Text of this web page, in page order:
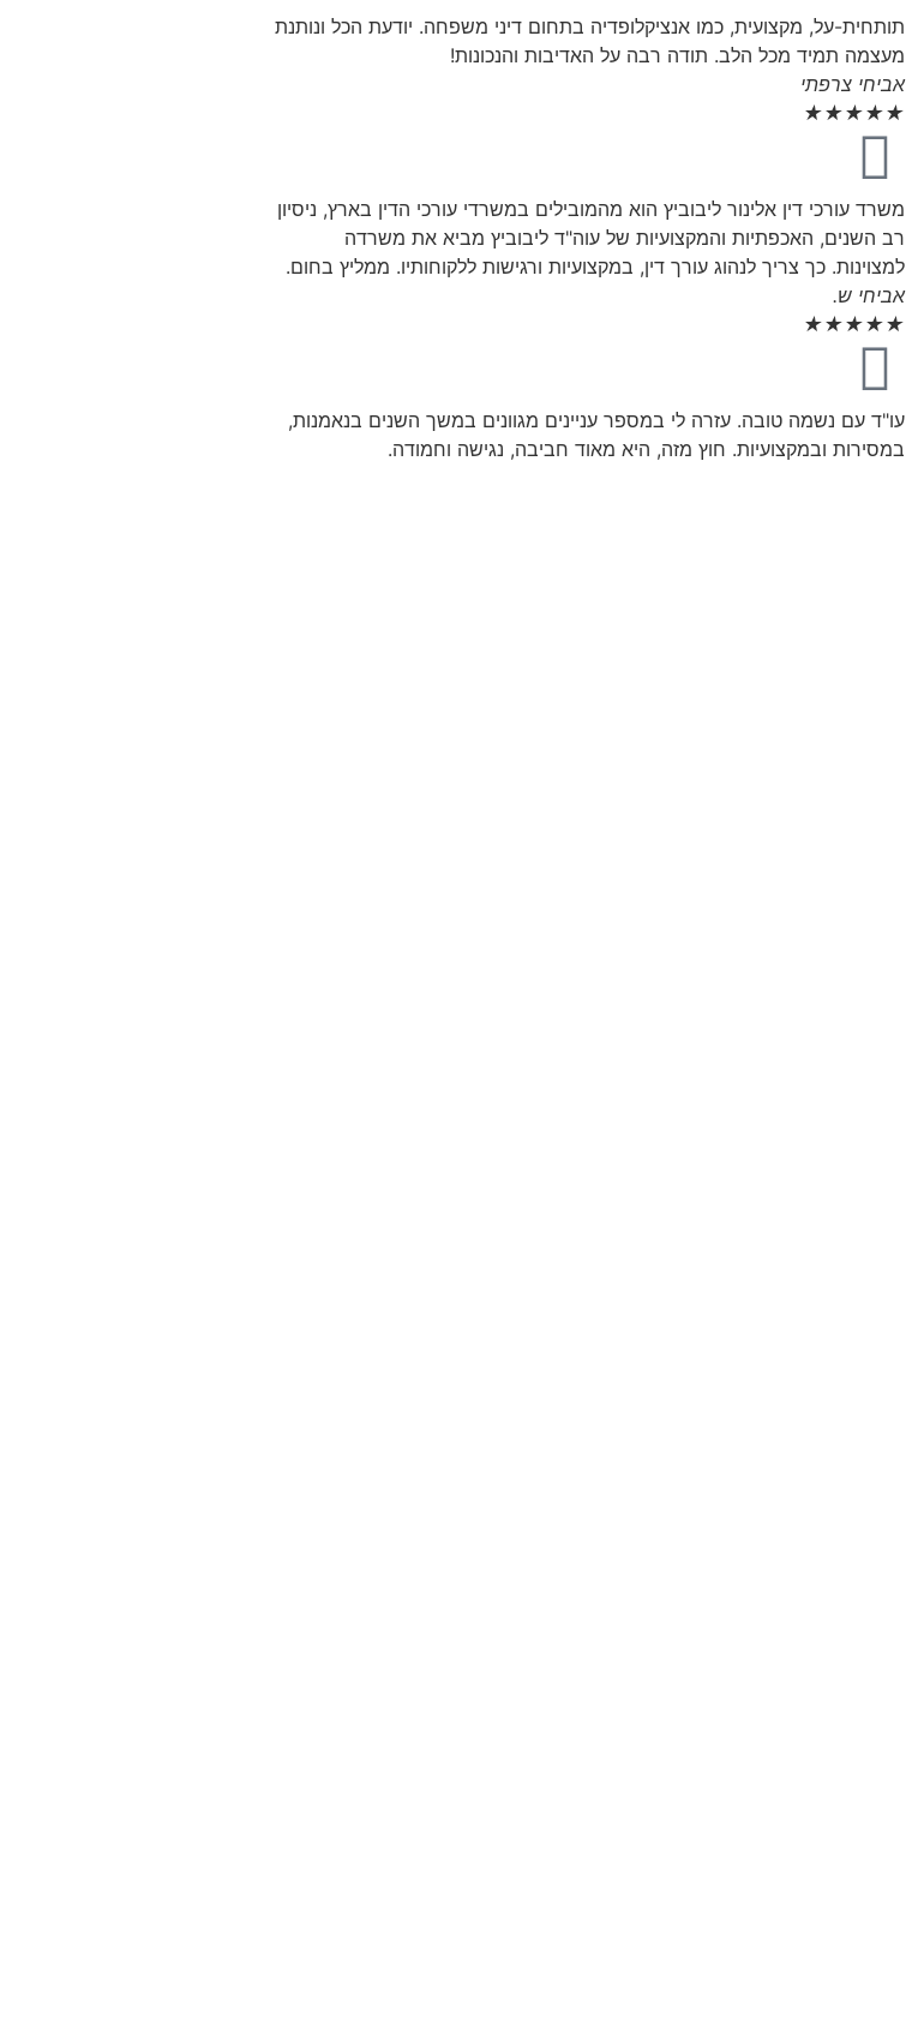
תותחית-על, מקצועית, כמו אנציקלופדיה בתחום דיני משפחה. יודעת הכל ונותנת
מעצמה תמיד מכל הלב. תודה רבה על האדיבות והנכונות!
אביחי צרפתי
★
★
★
★
★
משרד עורכי דין אלינור ליבוביץ הוא מהמובילים במשרדי עורכי הדין בארץ, ניסיון
רב השנים, האכפתיות והמקצועיות של עוה"ד ליבוביץ מביא את משרדה
למצוינות. כך צריך לנהוג עורך דין, במקצועיות ורגישות ללקוחותיו. ממליץ בחום.
אביחי ש.
★
★
★
★
★
עו"ד עם נשמה טובה. עזרה לי במספר עניינים מגוונים במשך השנים בנאמנות,
במסירות ובמקצועיות. חוץ מזה, היא מאוד חביבה, נגישה וחמודה.